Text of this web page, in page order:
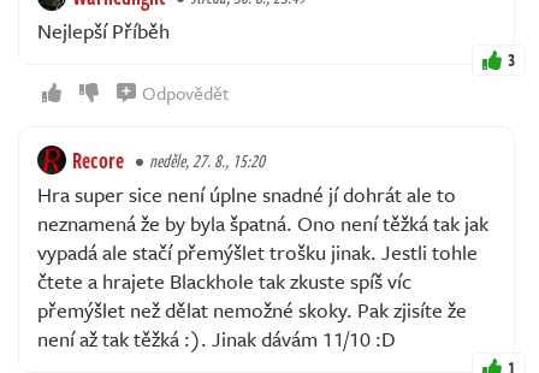
Nejlepší Příběh
3
Odpovědět
Recore neděle, 27. 8., 15:20
Hra super sice není úplne snadné jí dohrát ale to
neznamená že by byla špatná. Ono není těžká tak jak
vypadá ale stačí přemýšlet trošku jinak. Jestli tohle
čtete a hrajete Blackhole tak zkuste spíš víc
přemýšlet než dělat nemožné skoky. Pak zjisíte že
není až tak těžká :). Jinak dávám 11/10 :D
1